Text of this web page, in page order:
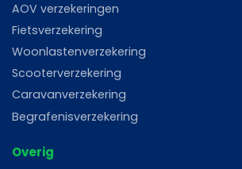
AOV verzekeringen
Fietsverzekering
Woonlastenverzekering
Scooterverzekering
Caravanverzekering
Begrafenisverzekering
Overig